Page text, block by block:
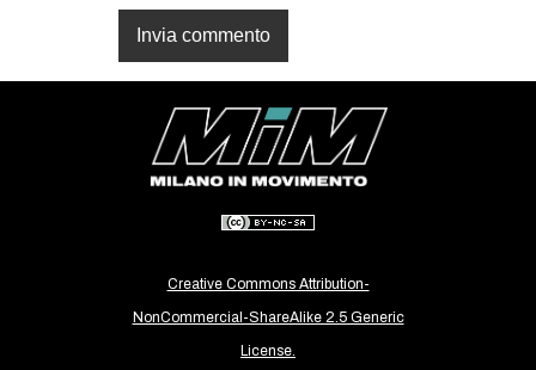
RECENSIONI
INTERNAZIONALE
AFRICA
AMERICHE
ESTREMO ORIENTE
MEDIO ORIENTE
MONDO
Creative Commons Attribution-
NonCommercial-ShareAlike 2.5 Generic
License.